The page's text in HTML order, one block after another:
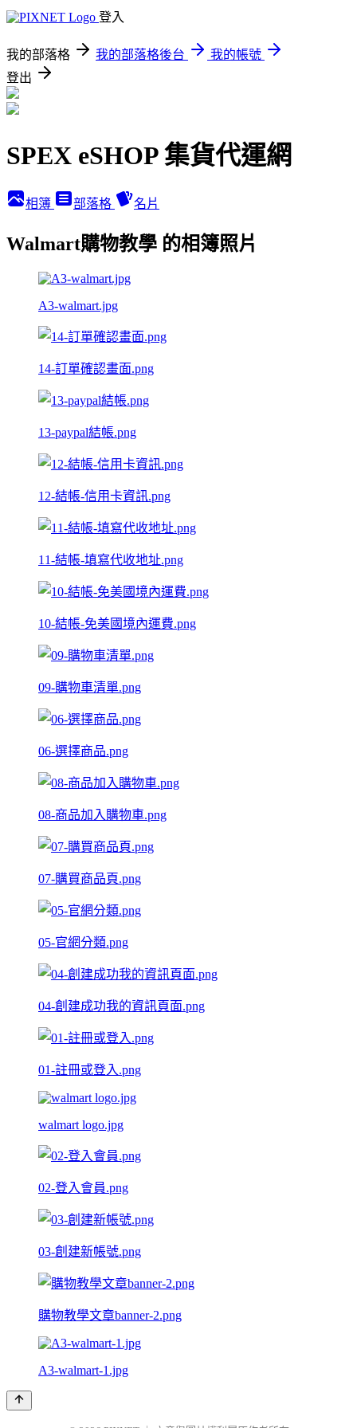
登入
我的部落格 我的部落格後台
我的帳號
登出
SPEX eSHOP 集貨代運網
相簿 部落格 名片
Walmart購物教學 的相簿照片
A3-walmart.jpg
14-訂單確認畫面.png
13-paypal結帳.png
12-結帳-信用卡資訊.png
11-結帳-填寫代收地址.png
10-結帳-免美國境內運費.png
09-購物車清單.png
06-選擇商品.png
08-商品加入購物車.png
07-購買商品頁.png
05-官網分類.png
04-創建成功我的資訊頁面.png
01-註冊或登入.png
walmart logo.jpg
02-登入會員.png
03-創建新帳號.png
購物教學文章banner-2.png
A3-walmart-1.jpg